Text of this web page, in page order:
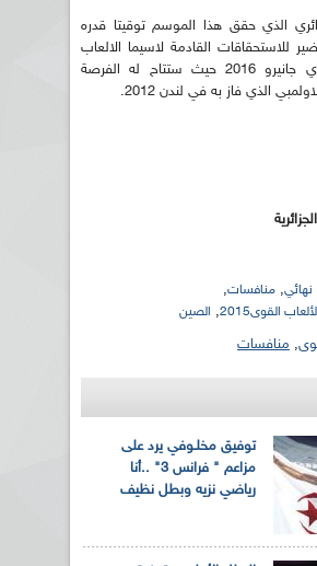
الذي حقق هذا الموسم توقيتا قدره
التحضير للاستحقاقات القادمة لاسيما الالعاب
الاولمبية لريو دي جانيرو 2016 حيث ستتاح له الفرصة
الذي فاز به في لندن 2012.
نهائي, منافسات,
القوى2015 , الصين
, منافسات
توفيق مخلـوفي يرد على
مزاعم " فرانس 3" ..أنا
رياضي نزيه وبطل نظيف